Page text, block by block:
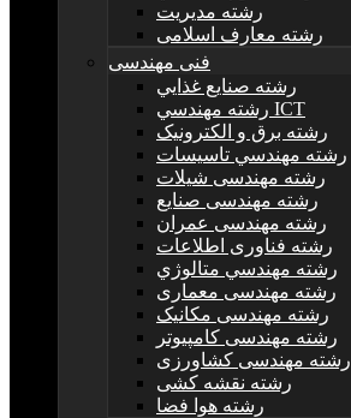
رشته مديريت
رشته معارف اسلامی
فنی مهندسی
رشته صنايع غذايي
رشته مهندسي ICT
رشته برق و الکترونيک
رشته مهندسي تاسيسات
رشته مهندسی شیلات
رشته مهندسی صنایع
رشته مهندسی عمران
رشته فناوری اطلاعات
رشته مهندسي متالوژي
رشته مهندسی معماری
رشته مهندسی مکانیک
رشته مهندسی کامپیوتر
رشته مهندسی کشاورزی
رشته نقشه کشی
رشته هوا فضا